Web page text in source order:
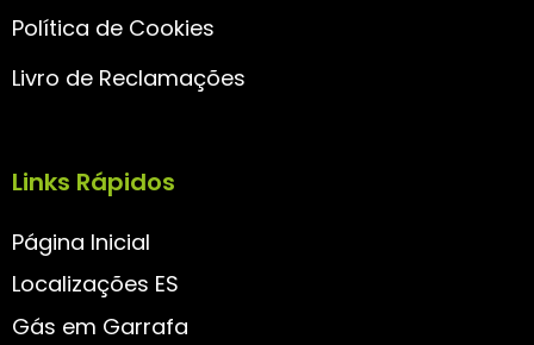
Política de Cookies
Livro de Reclamações
Links Rápidos
Página Inicial
Localizações ES
Gás em Garrafa